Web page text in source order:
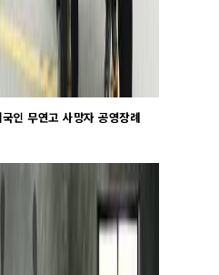
인 무연고 사망자 공영장례